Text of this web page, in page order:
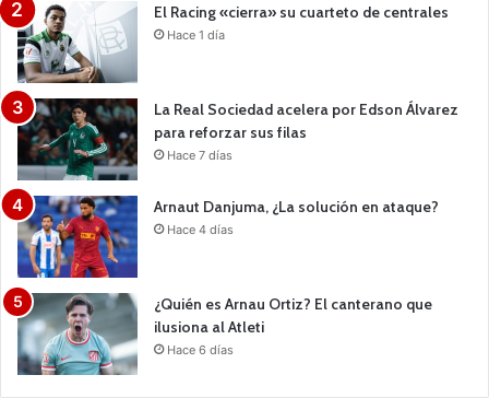
El Racing «cierra» su cuarteto de centrales
Hace 1 día
La Real Sociedad acelera por Edson Álvarez
para reforzar sus filas
Hace 7 días
Arnaut Danjuma, ¿La solución en ataque?
Hace 4 días
¿Quién es Arnau Ortiz? El canterano que
ilusiona al Atleti
Hace 6 días